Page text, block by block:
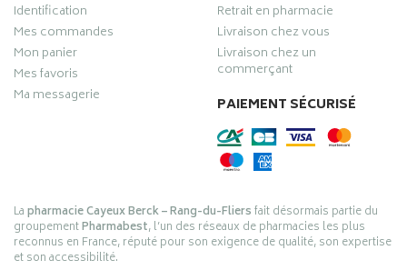
Identification
Mes commandes
Mon panier
Mes favoris
Ma messagerie
Retrait en pharmacie
Livraison chez vous
Livraison chez un
commerçant
PAIEMENT SÉCURISÉ
Lapharmacie Cayeux Berck – Rang-du-Fliersfait désormais partie du
groupementPharmabest, l’un des réseaux de pharmacies les plus
reconnus en France, réputé pour son exigence de qualité, son expertise
et son accessibilité.